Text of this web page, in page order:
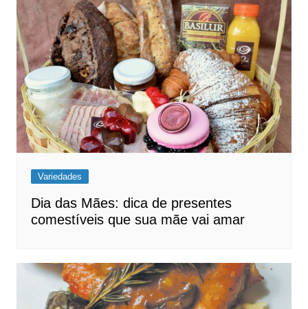
Variedades
Dia das Mães: dica de presentes
comestíveis que sua mãe vai amar